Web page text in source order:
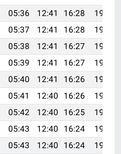
05:36 12:41 16:28
19:36
05:37 12:41 16:28
19:35
05:38 12:41 16:27
19:34
05:39 12:41 16:27
19:33
05:40 12:41 16:26
19:31
05:41 12:40 16:26
19:30
05:42 12:40 16:25
19:29
05:43 12:40 16:24
19:28
05:43 12:40 16:24
19:26